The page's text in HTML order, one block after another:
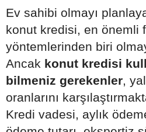
Ev sahibi olmayı
konut kredisi, en önemli
yöntemlerinden biri
Ancak konut kredisi
bilmeniz gerekenler,
oranlarını
Kredi vadesi, aylık